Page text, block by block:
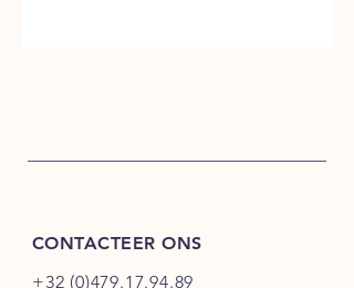
CONTACTEER ONS
+32 (0)479.17.94.89